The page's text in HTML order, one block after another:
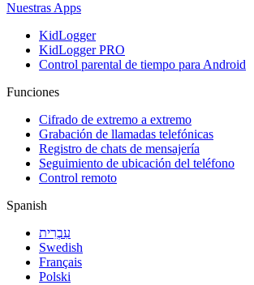
Nuestras Apps
KidLogger
KidLogger PRO
Control parental de tiempo para Android
Funciones
Cifrado de extremo a extremo
Grabación de llamadas telefónicas
Registro de chats de mensajería
Seguimiento de ubicación del teléfono
Control remoto
Spanish
עִבְרִית
Swedish
Français
Polski